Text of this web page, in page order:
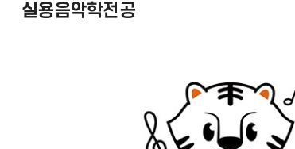
실용음악학전공